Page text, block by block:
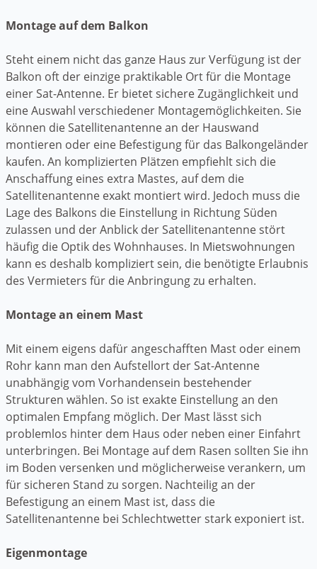
Montage auf dem Balkon
Steht einem nicht das ganze Haus zur Verfügung ist der
Balkon oft der einzige praktikable Ort für die Montage
einer Sat-Antenne. Er bietet sichere Zugänglichkeit und
eine Auswahl verschiedener Montagemöglichkeiten. Sie
können die Satellitenantenne an der Hauswand
montieren oder eine Befestigung für das Balkongeländer
kaufen. An komplizierten Plätzen empfiehlt sich die
Anschaffung eines extra Mastes, auf dem die
Satellitenantenne exakt montiert wird. Jedoch muss die
Lage des Balkons die Einstellung in Richtung Süden
zulassen und der Anblick der Satellitenantenne stört
häufig die Optik des Wohnhauses. In Mietswohnungen
kann es deshalb kompliziert sein, die benötigte Erlaubnis
des Vermieters für die Anbringung zu erhalten.
Montage an einem Mast
Mit einem eigens dafür angeschafften Mast oder einem
Rohr kann man den Aufstellort der Sat-Antenne
unabhängig vom Vorhandensein bestehender
Strukturen wählen. So ist exakte Einstellung an den
optimalen Empfang möglich. Der Mast lässt sich
problemlos hinter dem Haus oder neben einer Einfahrt
unterbringen. Bei Montage auf dem Rasen sollten Sie ihn
im Boden versenken und möglicherweise verankern, um
für sicheren Stand zu sorgen. Nachteilig an der
Befestigung an einem Mast ist, dass die
Satellitenantenne bei Schlechtwetter stark exponiert ist.
Eigenmontage